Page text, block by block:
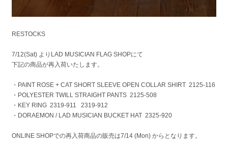
RESTOCKS
7/12(Sat) よりLAD MUSICIAN FLAG SHOPにて
下記の商品が再入荷いたします。
・PAINT ROSE + CAT SHORT SLEEVE OPEN COLLAR SHIRT2125-116
・POLYESTER TWILL STRAIGHT PANTS2125-508
・KEY RING2319-911
2319-912
・DORAEMON / LAD MUSICIAN BUCKET HAT2325-920
ONLINE SHOPでの再入荷商品の販売は7/14 (Mon) からとなります。